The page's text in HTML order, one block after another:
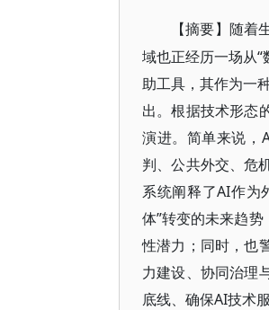
【摘要】随着
域也正经历一场从
助工具，其作为一
出。根据技术形态
演进。简单来说，
判、公共外交、危
系统阐释了AI作为
体”转变的未来趋
性潜力；同时，也
力建设、协同治理
底线、确保AI技术